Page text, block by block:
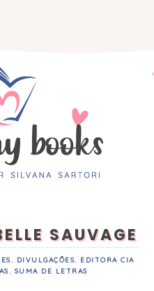
SAUVAGE
, DIVULGAÇÕES, EDITORA CIA
, SUMA DE LETRAS